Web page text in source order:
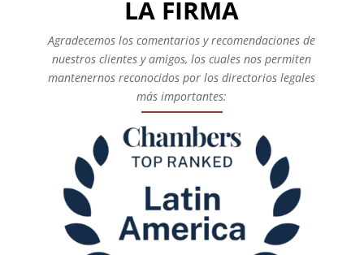
LA FIRMA
Agradecemos los comentarios y recomendaciones de
nuestros clientes y amigos, los cuales nos permiten
mantenernos reconocidos por los directorios legales
más importantes: